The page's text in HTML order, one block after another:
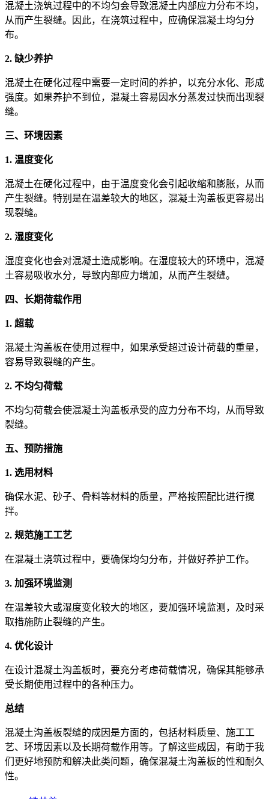
混凝土浇筑过程中的不均匀会导致混凝土内部应力分布不均，
从而产生裂缝。因此，在浇筑过程中，应确保混凝土均匀分
布。
2. 缺少养护
混凝土在硬化过程中需要一定时间的养护，以充分水化、形成
强度。如果养护不到位，混凝土容易因水分蒸发过快而出现裂
缝。
三、环境因素
1. 温度变化
混凝土在硬化过程中，由于温度变化会引起收缩和膨胀，从而
产生裂缝。特别是在温差较大的地区，混凝土沟盖板更容易出
现裂缝。
2. 湿度变化
湿度变化也会对混凝土造成影响。在湿度较大的环境中，混凝
土容易吸收水分，导致内部应力增加，从而产生裂缝。
四、长期荷载作用
1. 超载
混凝土沟盖板在使用过程中，如果承受超过设计荷载的重量，
容易导致裂缝的产生。
2. 不均匀荷载
不均匀荷载会使混凝土沟盖板承受的应力分布不均，从而导致
裂缝。
五、预防措施
1. 选用材料
确保水泥、砂子、骨料等材料的质量，严格按照配比进行搅
拌。
2. 规范施工工艺
在混凝土浇筑过程中，要确保均匀分布，并做好养护工作。
3. 加强环境监测
在温差较大或湿度变化较大的地区，要加强环境监测，及时采
取措施防止裂缝的产生。
4. 优化设计
在设计混凝土沟盖板时，要充分考虑荷载情况，确保其能够承
受长期使用过程中的各种压力。
总结
混凝土沟盖板裂缝的成因是方面的，包括材料质量、施工工
艺、环境因素以及长期荷载作用等。了解这些成因，有助于我
们更好地预防和解决此类问题，确保混凝土沟盖板的性和耐久
性。